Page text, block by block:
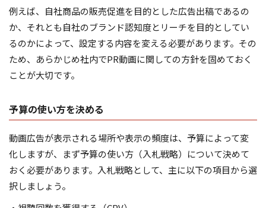
例えば、自社商品の販売促進を目的とした広告出稿であるの
か、それとも自社のブランド認知度とリーチを目的としてい
るのかによって、設定する内容を変える必要があります。その
ため、あらかじめ社内でPR動画に関しての方針を固めておく
ことが大切です。
予算の使い方を決める
動画広告が表示される場所や表示の頻度は、予算によって変
化しますが、まず予算の使い方（入札戦略）について決めて
おく必要があります。入札戦略として、主に以下の項目から選
択しましょう。